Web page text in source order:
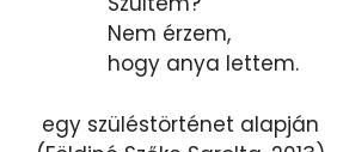
Nem érzem,
hogy anya lettem.
egy szüléstörténet alapján